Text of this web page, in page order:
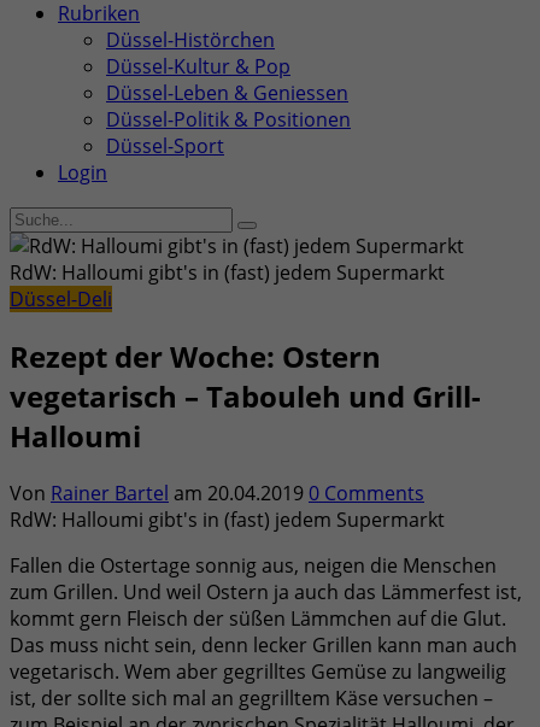
Rubriken
Düssel-Histörchen
Düssel-Kultur & Pop
Düssel-Leben & Geniessen
Düssel-Politik & Positionen
Düssel-Sport
Login
RdW: Halloumi gibt's in (fast) jedem Supermarkt
Düssel-Deli
Rezept der Woche: Ostern
vegetarisch – Tabouleh und Grill-
Halloumi
Von Rainer Bartel am 20.04.2019 0 Comments
RdW: Halloumi gibt's in (fast) jedem Supermarkt
Fallen die Ostertage sonnig aus, neigen die Menschen
zum Grillen. Und weil Ostern ja auch das Lämmerfest ist,
kommt gern Fleisch der süßen Lämmchen auf die Glut.
Das muss nicht sein, denn lecker Grillen kann man auch
vegetarisch. Wem aber gegrilltes Gemüse zu langweilig
ist, der sollte sich mal an gegrilltem Käse versuchen –